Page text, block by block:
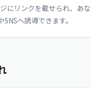
にリンクを載せられ、あ
SNSへ誘導できます。